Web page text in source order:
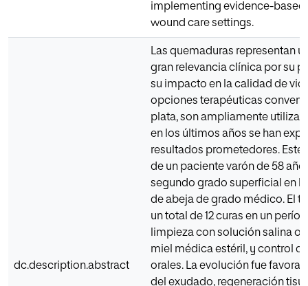
implementing evidence-
wound care settings.
dc.description.abstract
Las quemaduras representan
gran relevancia clínica por su
su impacto en la calidad de
opciones terapéuticas
plata, son ampliamente
en los últimos años se han
resultados prometedores.
de un paciente varón de 58
segundo grado superficial en
de abeja de grado médico. El
un total de 12 curas en un
limpieza con solución salina
miel médica estéril, y control
orales. La evolución fue
del exudado, regeneración